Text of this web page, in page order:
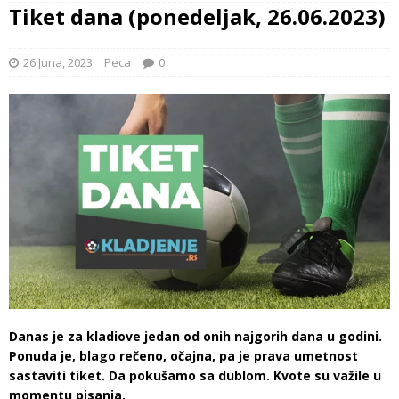
Tiket dana (ponedeljak, 26.06.2023)
26 Juna, 2023 Peca 0
Danas je za kladiove jedan od onih najgorih dana u godini.
Ponuda je, blago rečeno, očajna, pa je prava umetnost
sastaviti tiket. Da pokušamo sa dublom. Kvote su važile u
momentu pisanja.